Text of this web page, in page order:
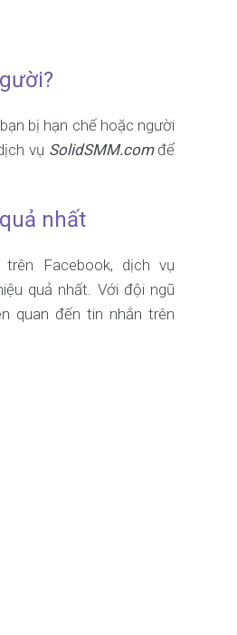
bị hạn chế hoặc người
vụ SolidSMM.comđể
nhất
Facebook, dịch vụ
quả nhất. Với đội ngũ
quan đến tin nhắn trên